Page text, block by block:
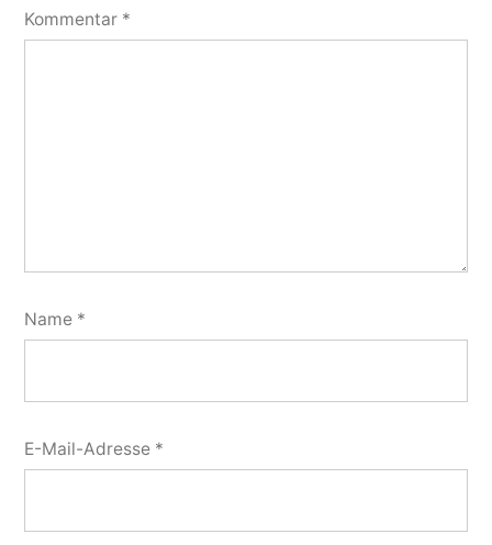
Kommentar *
Name *
E-Mail-Adresse *